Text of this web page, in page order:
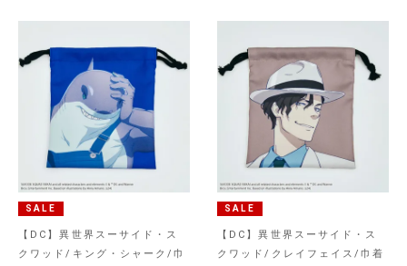
SALE
【DC】異世界スーサイド・ス
クワッド/キング・シャーク/巾
SALE
【DC】異世界スーサイド・ス
クワッド/クレイフェイス/巾着